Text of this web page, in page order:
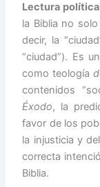
Lectura
la Biblia no
decir, la
“ciudad”). Es
como teología
contenidos
Éxodo, la
favor de los
la injusticia y
correcta
Biblia.